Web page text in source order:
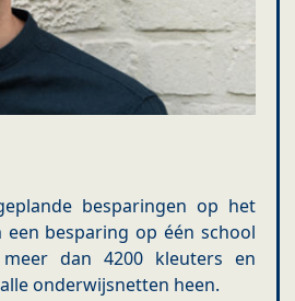
besparingen op het
besparing op één school
dan 4200 kleuters en
onderwijsnetten heen.